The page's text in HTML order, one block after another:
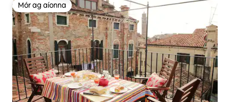
Mór ag aíonna
Mór ag aíonna